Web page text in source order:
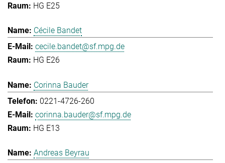
HG E25
Cécile Bandet
cecile.bandet@sf.mpg.de
HG E26
Corinna Bauder
0221-4726-260
corinna.bauder@sf.mpg.de
HG E13
Andreas Beyrau